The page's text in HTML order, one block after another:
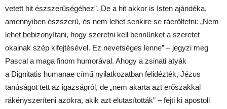
vetett hit észszerűségéhez”. De a hit akkor is Isten ajándéka,
amennyiben észszerű, és nem lehet senkire se ráerőltetni: „Nem
lehet bebizonyítani, hogy szeretni kell bennünket a szeretet
okainak szép kifejtésével. Ez nevetséges lenne” – jegyzi meg
Pascal a maga finom humorával. Ahogy a zsinati atyák
a Dignitatis humanae című nyilatkozatban felidézték, Jézus
tanúságot tett az igazságról, de „nem akarta azt erőszakkal
rákényszeríteni azokra, akik azt elutasították” – fejti ki apostoli